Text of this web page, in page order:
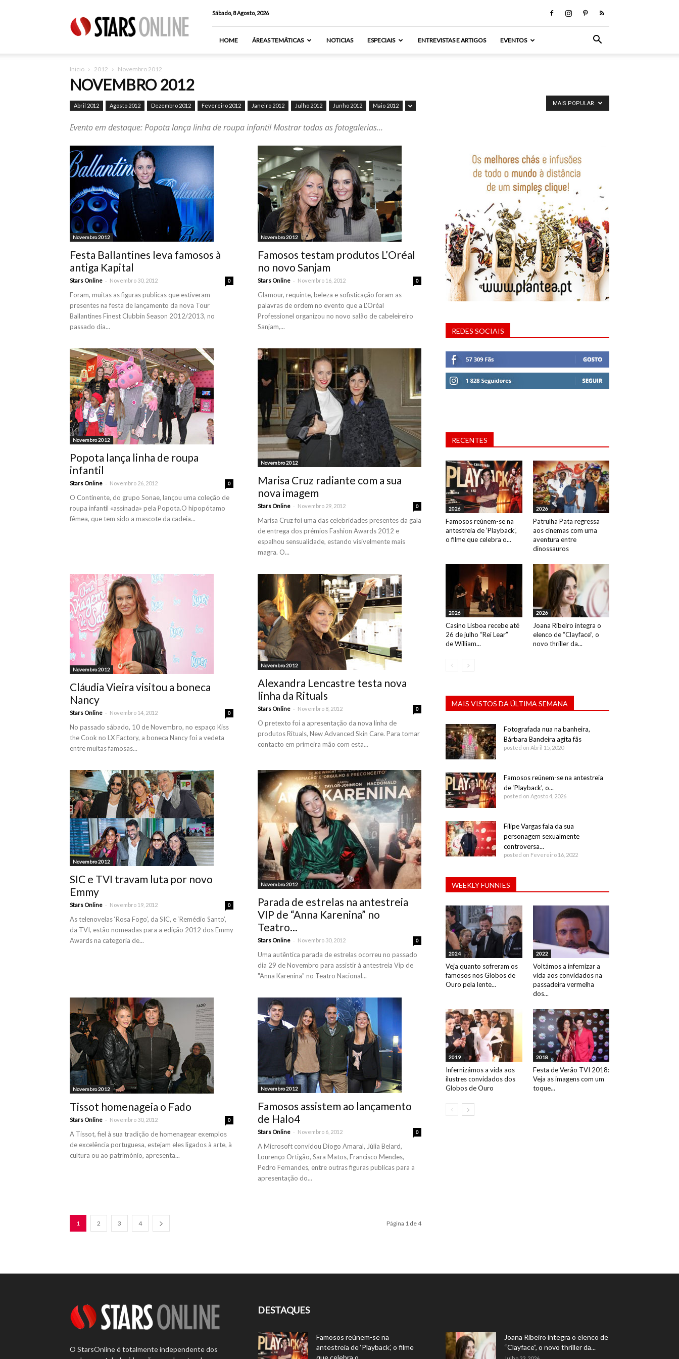
Online
Sábado, 8 Agosto, 2026
HOME ÁREAS TEMÁTICAS NOTICIAS ESPECIAIS ENTREVISTAS E ARTIGOS EVENTOS
Inicio 2012 Novembro 2012
NOVEMBRO 2012
Abril 2012 Agosto 2012 Dezembro 2012 Fevereiro 2012 Janeiro 2012 Julho 2012 Junho 2012 Maio 2012
Evento em destaque: Popota lança linha de roupa infantil Mostrar todas as fotogalerias…
MAIS POPULAR
Novembro 2012
Festa Ballantines leva famosos à
antiga Kapital
Stars Online - Novembro 30, 2012 0
Foram, muitas as figuras publicas que estiveram
presentes na festa de lançamento da nova Tour
Ballantines Finest Clubbin Season 2012/2013, no
passado dia...
Novembro 2012
Famosos testam produtos L’Oréal
no novo Sanjam
Stars Online - Novembro 16, 2012 0
Glamour, requinte, beleza e sofisticação foram as
palavras de ordem no evento que a L'Oréal
Professionel organizou no novo salão de cabeleireiro
Sanjam,...
Novembro 2012
Popota lança linha de roupa
infantil
Stars Online - Novembro 26, 2012 0
O Continente, do grupo Sonae, lançou uma coleção de
roupa infantil «assinada» pela Popota.O hipopótamo
fêmea, que tem sido a mascote da cadeia...
Novembro 2012
Marisa Cruz radiante com a sua
nova imagem
Stars Online - Novembro 29, 2012 0
Marisa Cruz foi uma das celebridades presentes da gala
de entrega dos prémios Fashion Awards 2012 e
espalhou sensualidade, estando visivelmente mais
magra. O...
Novembro 2012
Cláudia Vieira visitou a boneca
Nancy
Stars Online - Novembro 14, 2012 0
No passado sábado, 10 de Novembro, no espaço Kiss
the Cook no LX Factory, a boneca Nancy foi a vedeta
entre muitas famosas...
Novembro 2012
Alexandra Lencastre testa nova
linha da Rituals
Stars Online - Novembro 8, 2012 0
O pretexto foi a apresentação da nova linha de
produtos Rituals, New Advanced Skin Care. Para tomar
contacto em primeira mão com esta...
Novembro 2012
SIC e TVI travam luta por novo
Emmy
Stars Online - Novembro 19, 2012 0
As telenovelas ‘Rosa Fogo’, da SIC, e ‘Remédio Santo’,
da TVI, estão nomeadas para a edição 2012 dos Emmy
Awards na categoria de...
Novembro 2012
Parada de estrelas na antestreia
VIP de “Anna Karenina” no
Teatro...
Stars Online - Novembro 30, 2012 0
Uma autêntica parada de estrelas ocorreu no passado
dia 29 de Novembro para assistir à antestreia Vip de
"Anna Karenina" no Teatro Nacional...
Novembro 2012
Tissot homenageia o Fado
Stars Online - Novembro 30, 2012 0
A Tissot, fiel à sua tradição de homenagear exemplos
de excelência portuguesa, estejam eles ligados à arte, à
cultura ou ao património, apresenta...
Novembro 2012
Famosos assistem ao lançamento
de Halo4
Stars Online - Novembro 6, 2012 0
A Microsoft convidou Diogo Amaral, Júlia Belard,
Lourenço Ortigão, Sara Matos, Francisco Mendes,
Pedro Fernandes, entre outras figuras publicas para a
apresentação do...
1 2 3 4 Página 1 de 4
REDES SOCIAIS
RECENTES
2026
Famosos reúnem-se na
antestreia de ‘Playback’,
o filme que celebra o...
2026
Patrulha Pata regressa
aos cinemas com uma
aventura entre
dinossauros
2026
Casino Lisboa recebe até
26 de julho “Rei Lear”
de William...
2026
Joana Ribeiro integra o
elenco de “Clayface”, o
novo thriller da...
MAIS VISTOS DA ÚLTIMA SEMANA
Fotografada nua na banheira,
Bárbara Bandeira agita fãs
posted on Abril 15, 2020
Famosos reúnem-se na antestreia
de ‘Playback’, o...
posted on Agosto 4, 2026
Filipe Vargas fala da sua
personagem sexualmente
controversa...
posted on Fevereiro 16, 2022
WEEKLY FUNNIES
2024
Veja quanto sofreram os
famosos nos Globos de
Ouro pela lente...
2022
Voltámos a infernizar a
vida aos convidados na
passadeira vermelha
dos...
2019
Infernizámos a vida aos
ilustres convidados dos
Globos de Ouro
2018
Festa de Verão TVI 2018:
Veja as imagens com um
toque...
O StarsOnline é totalmente independente dos
DESTAQUES
Famosos reúnem-se na
antestreia de ‘Playback’, o filme
que celebra o...
Joana Ribeiro integra o elenco de
“Clayface”, o novo thriller da...